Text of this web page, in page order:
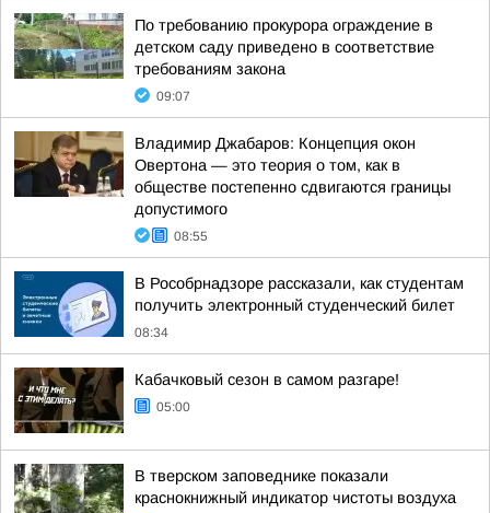
По требованию прокурора ограждение в
детском саду приведено в соответствие
требованиям закона
09:07
Владимир Джабаров: Концепция окон
Овертона — это теория о том, как в
обществе постепенно сдвигаются границы
допустимого
08:55
В Рособрнадзоре рассказали, как студентам
получить электронный студенческий билет
08:34
Кабачковый сезон в самом разгаре!
05:00
В тверском заповеднике показали
краснокнижный индикатор чистоты воздуха